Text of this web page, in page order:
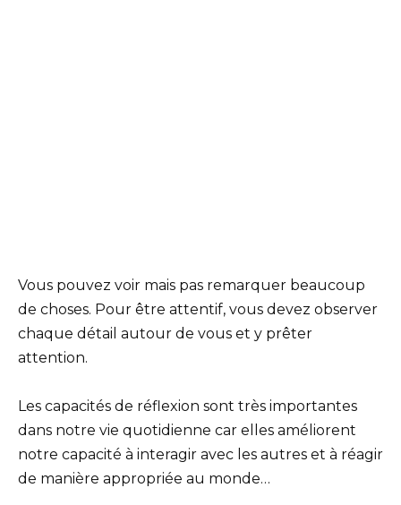
Vous pouvez voir mais pas remarquer beaucoup
de choses. Pour être attentif, vous devez observer
chaque détail autour de vous et y prêter
attention.
Les capacités de réflexion sont très importantes
dans notre vie quotidienne car elles améliorent
notre capacité à interagir avec les autres et à réagir
de manière appropriée au monde…